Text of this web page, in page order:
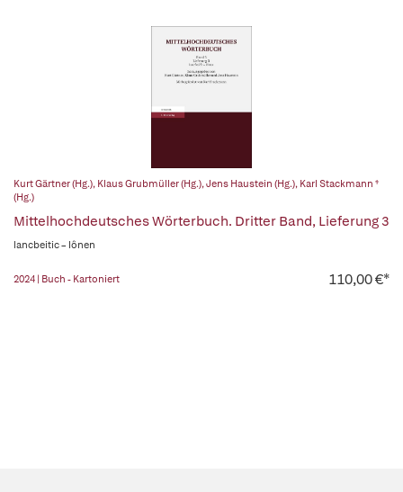
Kurt Gärtner (Hg.), Klaus Grubmüller (Hg.),Jens Haustein (Hg.), Karl Stackmann †
(Hg.)
Mittelhochdeutsches Wörterbuch. Dritter Band, Lieferung 3
lancbeitic – lônen
2024 | Buch - Kartoniert 110,00 €*